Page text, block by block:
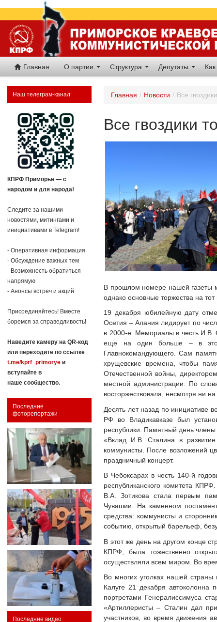
Главная О партии Структура Депутаты
Наш телеграм-канал
КПРФ Приморье — с
народом и для народа!
Следите за нашими
новостями, митингами и
инициативами в Telegram!
- Оперативная информация
- Обсуждение важных тем
- Возможность обратиться
напрямую
- Анонсы встреч и акций
Присоединяйтесь! Вместе
боремся за справедливость!
Наведите камеру на QR-код
или переходите по ссылке
t.me/kprf_primorye и
вступайте в
наше сообщество.
Последние
фоторепортажи
Последние видео
Главная / Новости / Все
Все гвоздики
В прошлом номере нашей газеты
однако основные торжества на
19 декабря юбилейную дату
Осетия – Алания лидирует по
в 2000-е. Мемориалы в честь И.В.
еще на один больше – в этот
Главнокомандующего. Сам
хрущевские времена, чтобы
Отечественной войны,
местной администрации. По
восторжествовала, несмотря ни
Десять лет назад по инициативе
РФ во Владикавказе был
республики. Памятный день
«Вклад И.В. Сталина в
коммунисты. После возложений
праздничный концерт.
В Чебоксарах в честь 140-й
республиканского комитета
В.А. Зотикова стала первым
Чувашии. На каменном
средства: коммунисты и
событию, открытый барельеф,
В этот же день на другом конце
КПРФ, была тожественно
осуществляли всем миром. Во
Во многих уголках нашей
Калуге 21 декабря
портретами Генералиссимуса
«Артиллеристы – Сталин дал
участников, во время движения